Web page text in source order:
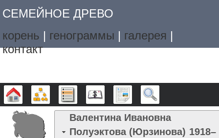
СЕМЕЙНОЕ ДРЕВО
корень | генограммы | галерея |
контакт
Дерево Графики Списки Календарь Отчёты
Валентина Ивановна
Полуэктова (Юрзинова) 1918–